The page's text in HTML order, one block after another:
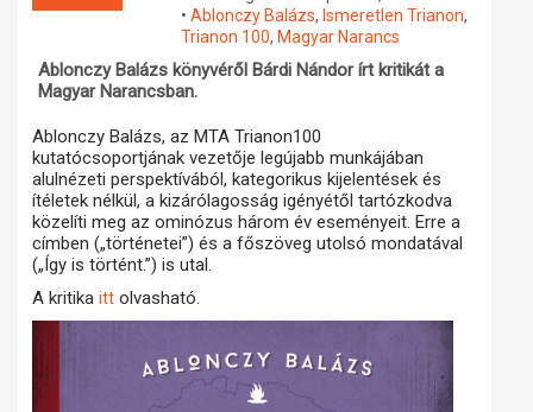
Műhelymunkák
• Ablonczy Balázs, Ismeretlen Trianon,
Trianon 100, Magyar Narancs
Ablonczy Balázs könyvéről Bárdi Nándor írt kritikát a
Magyar Narancsban.
Ablonczy Balázs, az MTA Trianon100
kutatócsoportjának vezetője legújabb munkájában
alulnézeti perspektívából, kategorikus kijelentések és
ítéletek nélkül, a kizárólagosság igényétől tartózkodva
közelíti meg az ominózus három év eseményeit. Erre a
címben („történetei”) és a főszöveg utolsó mondatával
(„Így is történt.”) is utal.
A kritika itt olvasható.